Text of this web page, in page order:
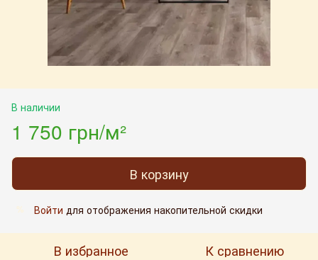
В наличии
1 750 грн/м²
В корзину
% Войти для отображения накопительной скидки
В избранное К сравнению